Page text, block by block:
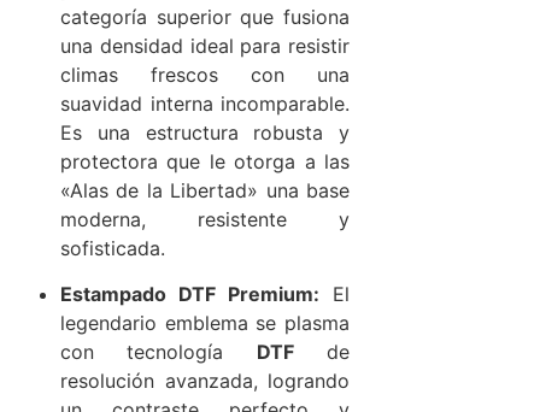
categoría superior que fusiona
una densidad ideal para resistir
climas frescos con una
suavidad interna incomparable.
Es una estructura robusta y
protectora que le otorga a las
«Alas de la Libertad» una base
moderna, resistente y
sofisticada.
Estampado DTF Premium: El
legendario emblema se plasma
con tecnología DTFde
resolución avanzada, logrando